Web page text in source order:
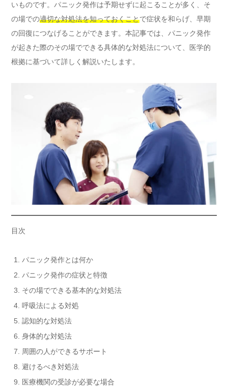
いものです。パニック発作は予期せずに起こることが多く、そ
の場での適切な対処法を知っておくことで症状を和らげ、早期
の回復につなげることができます。本記事では、パニック発作
が起きた際のその場でできる具体的な対処法について、医学的
根拠に基づいて詳しく解説いたします。
目次
パニック発作とは何か
パニック発作の症状と特徴
その場でできる基本的な対処法
呼吸法による対処
認知的な対処法
身体的な対処法
周囲の人ができるサポート
避けるべき対処法
医療機関の受診が必要な場合